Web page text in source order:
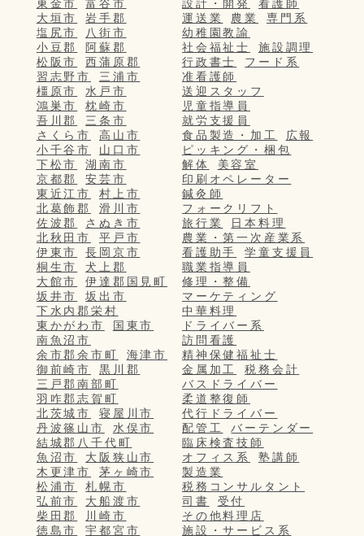
東金市
富谷市
大垣市
岩手郡
塩尻市
八街市
小豆郡
阿蘇郡
松阪市
西蒲原郡
習志野市
三浦市
橿原市
水戸市
鴻巣市
枕崎市
吾川郡
三条市
さくら市
高山市
小千谷市
山口市
下松市
湖南市
京都郡
安芸市
東近江市
村上市
北葛飾郡
滑川市
佐波郡
さぬき市
北秋田市
平戸市
伊東市
長岡京市
桐生市
犬上郡
大館市
伊達郡国見町
坂井市
坂出市
下水内郡栄村
東かがわ市
国東市
南魚沼市
余市郡余市町
海津市
御前崎市
黒川郡
三戸郡南部町
羽咋郡志賀町
北茨城市
寝屋川市
丹波篠山市
水俣市
結城郡八千代町
魚沼市
大阪狭山市
木更津市
茅ヶ崎市
松浦市
札幌市
弘前市
大船渡市
柴田郡
川崎市
徳島市
宇都宮市
設計・開発
看護師
運送業
農業
専門系
幼稚園教諭
社会福祉士
施設調理
行政書士
フード系
准看護師
送迎スタッフ
児童指導員
就労支援員
食品製造・加工
広報
ピッキング・梱包
解体
美容室
印刷オペレーター
鍼灸師
フォークリフト
旅行業
日本料理
農業・第一次産業系
看護助手
学童支援員
職業指導員
修理・整備
マーケティング
中華料理
ドライバー系
訪問看護
精神保健福祉士
金属加工
税務会計
バスドライバー
柔道整復師
代行ドライバー
配管工
バーテンダー
臨床検査技師
オフィス系
塾講師
製造業
税務コンサルタント
司書
受付
その他料理店
施設・サービス系